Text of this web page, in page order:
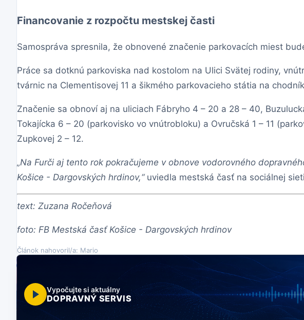
Financovanie z rozpočtu mestskej časti
Samospráva spresnila, že obnovené značenie parkovacích miest
Práce sa dotknú parkoviska nad kostolom na Ulici Svätej rodiny,
tvárnic na Clementisovej 11 a šikmého parkovacieho státia na
Značenie sa obnoví aj na uliciach Fábryho 4 – 20 a 28 – 40,
Tokajícka 6 – 20 (parkovisko vo vnútrobloku) a Ovručská 1 – 11
Zupkovej 2 – 12.
„Na Furči aj tento rok pokračujeme v obnove vodorovného
Košice - Dargovských hrdinov,“uviedla mestská časť na sociálnej
text: Zuzana Ročeňová
foto: FB Mestská časť Košice - Dargovských hrdinov
Článok nahovoril/a: Mario
Vypočujte si aktuálny
DOPRAVNÝ SERVIS